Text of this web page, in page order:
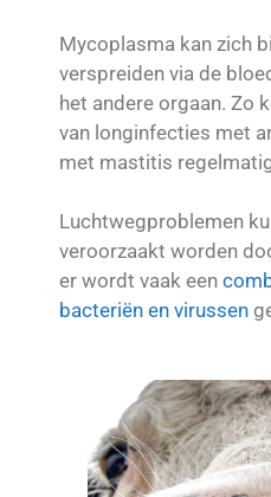
Mycoplasma kan zich
verspreiden via de
het andere orgaan. Zo
van longinfecties met
met mastitis
Luchtwegproblemen
veroorzaakt worden
er wordt vaak een
bacteriën en virussen